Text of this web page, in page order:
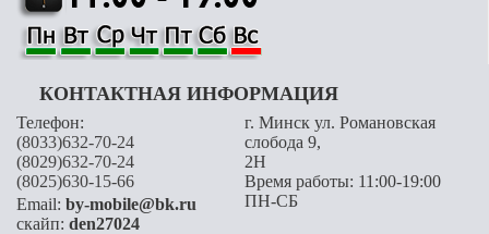
КОНТАКТНАЯ ИНФОРМАЦИЯ
Телефон:
(8033)632-70-24
(8029)632-70-24
(8025)630-15-66
Email: by-mobile@bk.ru
скайп: den27024
г. Минск ул. Романовская
слобода 9,
2H
Время работы: 11:00-19:00
ПН-СБ